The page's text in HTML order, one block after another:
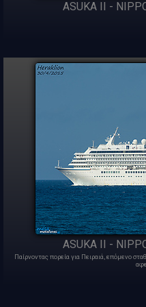
ASUKA II -
ASUKA II -
Παίρνοντας πορεία για Πειραιά, επόμενο